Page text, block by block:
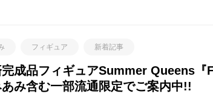
フィギュア 新着記事
完成品フィギュアSummer Queens
み含む一部流通限定でご案内中!!